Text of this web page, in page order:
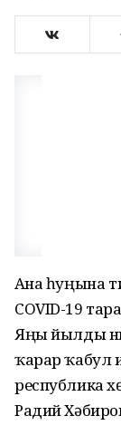
Аҙна һуңына
COVID-19
Яңы йылды
ҡарар ҡабул
республика
Радий